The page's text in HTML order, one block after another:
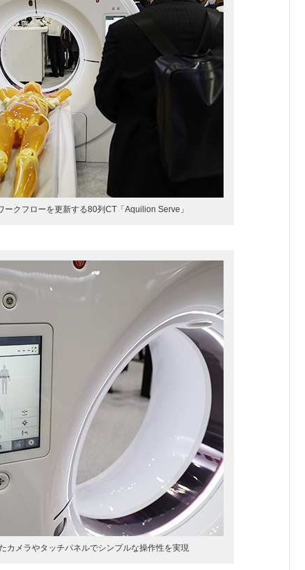
クフローを更新する80列CT「Aquilion Serve」
カメラやタッチパネルでシンプルな操作性を実現